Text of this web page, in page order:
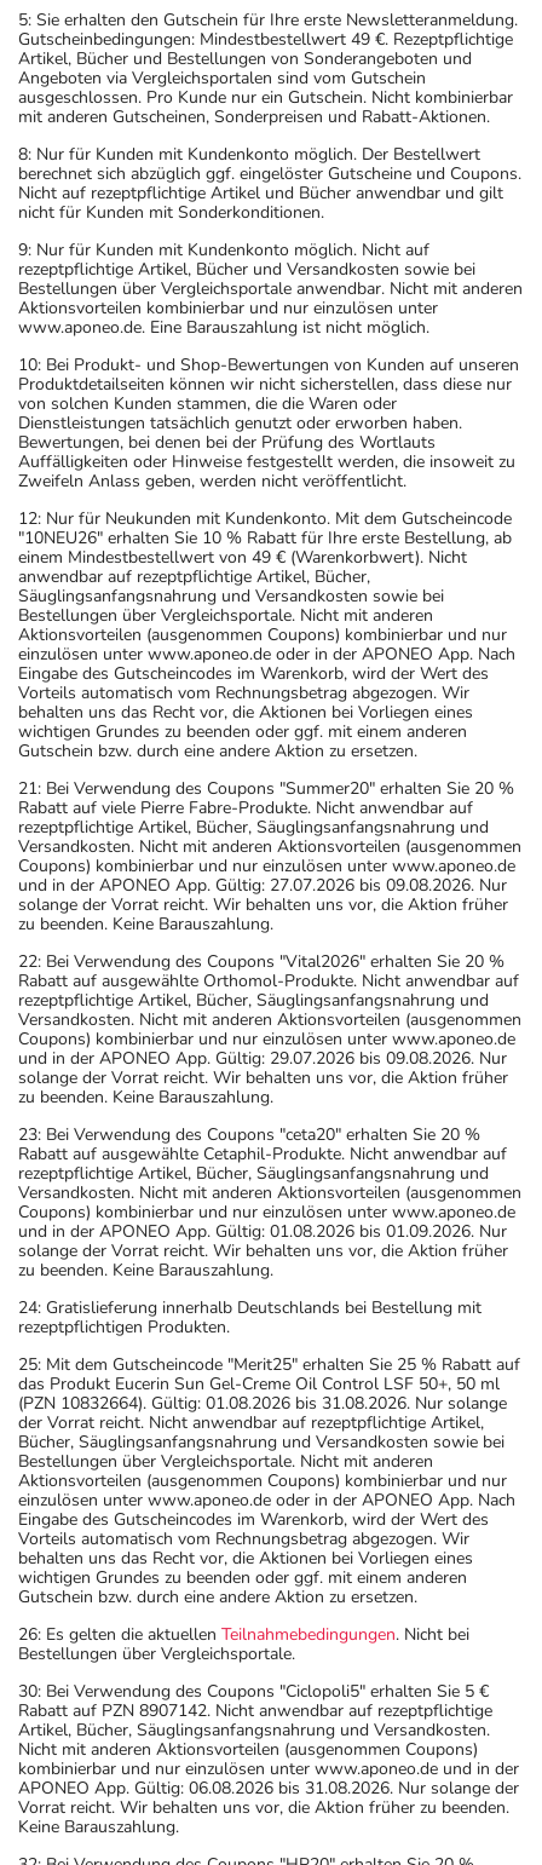
5: Sie erhalten den Gutschein für Ihre erste Newsletteranmeldung.
Gutscheinbedingungen: Mindestbestellwert 49 €. Rezeptpflichtige
Artikel, Bücher und Bestellungen von Sonderangeboten und
Angeboten via Vergleichsportalen sind vom Gutschein
ausgeschlossen. Pro Kunde nur ein Gutschein. Nicht kombinierbar
mit anderen Gutscheinen, Sonderpreisen und Rabatt-Aktionen.
8: Nur für Kunden mit Kundenkonto möglich. Der Bestellwert
berechnet sich abzüglich ggf. eingelöster Gutscheine und Coupons.
Nicht auf rezeptpflichtige Artikel und Bücher anwendbar und gilt
nicht für Kunden mit Sonderkonditionen.
9: Nur für Kunden mit Kundenkonto möglich. Nicht auf
rezeptpflichtige Artikel, Bücher und Versandkosten sowie bei
Bestellungen über Vergleichsportale anwendbar. Nicht mit anderen
Aktionsvorteilen kombinierbar und nur einzulösen unter
www.aponeo.de. Eine Barauszahlung ist nicht möglich.
10: Bei Produkt- und Shop-Bewertungen von Kunden auf unseren
Produktdetailseiten können wir nicht sicherstellen, dass diese nur
von solchen Kunden stammen, die die Waren oder
Dienstleistungen tatsächlich genutzt oder erworben haben.
Bewertungen, bei denen bei der Prüfung des Wortlauts
Auffälligkeiten oder Hinweise festgestellt werden, die insoweit zu
Zweifeln Anlass geben, werden nicht veröffentlicht.
12: Nur für Neukunden mit Kundenkonto. Mit dem Gutscheincode
"10NEU26" erhalten Sie 10 % Rabatt für Ihre erste Bestellung, ab
einem Mindestbestellwert von 49 € (Warenkorbwert). Nicht
anwendbar auf rezeptpflichtige Artikel, Bücher,
Säuglingsanfangsnahrung und Versandkosten sowie bei
Bestellungen über Vergleichsportale. Nicht mit anderen
Aktionsvorteilen (ausgenommen Coupons) kombinierbar und nur
einzulösen unter www.aponeo.de oder in der APONEO App. Nach
Eingabe des Gutscheincodes im Warenkorb, wird der Wert des
Vorteils automatisch vom Rechnungsbetrag abgezogen. Wir
behalten uns das Recht vor, die Aktionen bei Vorliegen eines
wichtigen Grundes zu beenden oder ggf. mit einem anderen
Gutschein bzw. durch eine andere Aktion zu ersetzen.
21: Bei Verwendung des Coupons "Summer20" erhalten Sie 20 %
Rabatt auf viele Pierre Fabre-Produkte. Nicht anwendbar auf
rezeptpflichtige Artikel, Bücher, Säuglingsanfangsnahrung und
Versandkosten. Nicht mit anderen Aktionsvorteilen (ausgenommen
Coupons) kombinierbar und nur einzulösen unter www.aponeo.de
und in der APONEO App. Gültig: 27.07.2026 bis 09.08.2026. Nur
solange der Vorrat reicht. Wir behalten uns vor, die Aktion früher
zu beenden. Keine Barauszahlung.
22: Bei Verwendung des Coupons "Vital2026" erhalten Sie 20 %
Rabatt auf ausgewählte Orthomol-Produkte. Nicht anwendbar auf
rezeptpflichtige Artikel, Bücher, Säuglingsanfangsnahrung und
Versandkosten. Nicht mit anderen Aktionsvorteilen (ausgenommen
Coupons) kombinierbar und nur einzulösen unter www.aponeo.de
und in der APONEO App. Gültig: 29.07.2026 bis 09.08.2026. Nur
solange der Vorrat reicht. Wir behalten uns vor, die Aktion früher
zu beenden. Keine Barauszahlung.
23: Bei Verwendung des Coupons "ceta20" erhalten Sie 20 %
Rabatt auf ausgewählte Cetaphil-Produkte. Nicht anwendbar auf
rezeptpflichtige Artikel, Bücher, Säuglingsanfangsnahrung und
Versandkosten. Nicht mit anderen Aktionsvorteilen (ausgenommen
Coupons) kombinierbar und nur einzulösen unter www.aponeo.de
und in der APONEO App. Gültig: 01.08.2026 bis 01.09.2026. Nur
solange der Vorrat reicht. Wir behalten uns vor, die Aktion früher
zu beenden. Keine Barauszahlung.
24: Gratislieferung innerhalb Deutschlands bei Bestellung mit
rezeptpflichtigen Produkten.
25: Mit dem Gutscheincode "Merit25" erhalten Sie 25 % Rabatt auf
das Produkt Eucerin Sun Gel-Creme Oil Control LSF 50+, 50 ml
(PZN 10832664). Gültig: 01.08.2026 bis 31.08.2026. Nur solange
der Vorrat reicht. Nicht anwendbar auf rezeptpflichtige Artikel,
Bücher, Säuglingsanfangsnahrung und Versandkosten sowie bei
Bestellungen über Vergleichsportale. Nicht mit anderen
Aktionsvorteilen (ausgenommen Coupons) kombinierbar und nur
einzulösen unter www.aponeo.de oder in der APONEO App. Nach
Eingabe des Gutscheincodes im Warenkorb, wird der Wert des
Vorteils automatisch vom Rechnungsbetrag abgezogen. Wir
behalten uns das Recht vor, die Aktionen bei Vorliegen eines
wichtigen Grundes zu beenden oder ggf. mit einem anderen
Gutschein bzw. durch eine andere Aktion zu ersetzen.
26: Es gelten die aktuellen Teilnahmebedingungen. Nicht bei
Bestellungen über Vergleichsportale.
30: Bei Verwendung des Coupons "Ciclopoli5" erhalten Sie 5 €
Rabatt auf PZN 8907142. Nicht anwendbar auf rezeptpflichtige
Artikel, Bücher, Säuglingsanfangsnahrung und Versandkosten.
Nicht mit anderen Aktionsvorteilen (ausgenommen Coupons)
kombinierbar und nur einzulösen unter www.aponeo.de und in der
APONEO App. Gültig: 06.08.2026 bis 31.08.2026. Nur solange der
Vorrat reicht. Wir behalten uns vor, die Aktion früher zu beenden.
Keine Barauszahlung.